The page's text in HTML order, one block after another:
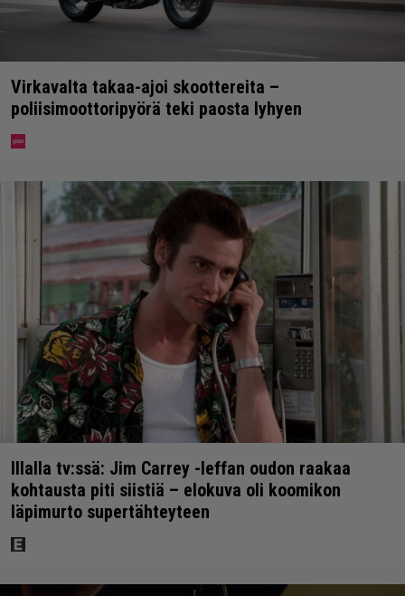
Virkavalta takaa-ajoi skoottereita –
poliisimoottoripyörä teki paosta lyhyen
Illalla tv:ssä: Jim Carrey -leffan oudon raakaa
kohtausta piti siistiä – elokuva oli koomikon
läpimurto supertähteyteen